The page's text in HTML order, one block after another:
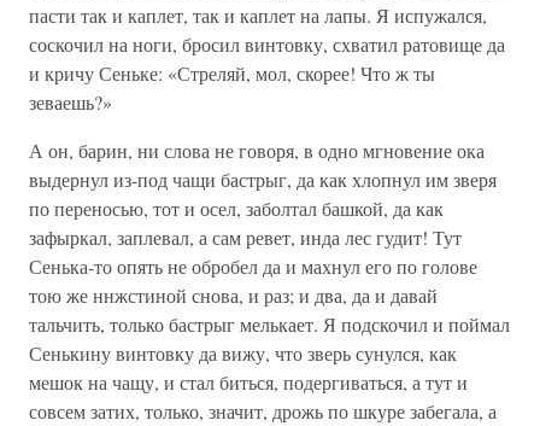
пасти так и каплет, так и каплет на лапы. Я испужался,
соскочил на ноги, бросил винтовку, схватил ратовище да
и кричу Сеньке: «Стреляй, мол, скорее! Что ж ты
зеваешь?»
А он, барин, ни слова не говоря, в одно мгновение ока
выдернул из-под чащи бастрыг, да как хлопнул им зверя
по переносью, тот и осел, заболтал башкой, да как
зафыркал, заплевал, а сам ревет, инда лес гудит! Тут
Сенька-то опять не обробел да и махнул его по голове
тою же ннжстиной снова, и раз; и два, да и давай
тальчить, только бастрыг мелькает. Я подскочил и поймал
Сенькину винтовку да вижу, что зверь сунулся, как
мешок на чащу, и стал биться, подергиваться, а тут и
совсем затих, только, значит, дрожь по шкуре забегала, а